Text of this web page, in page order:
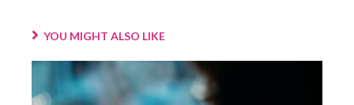
YOU MIGHT ALSO LIKE